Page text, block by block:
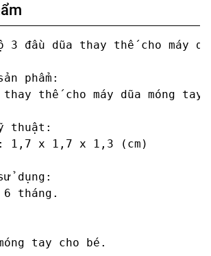
3 đầu dũa thay thế cho máy
phẩm:
thay thế cho máy dũa móng
thuật:
1,7 x 1,7 x 1,3 (cm)
dụng:
tháng.
tay cho bé.